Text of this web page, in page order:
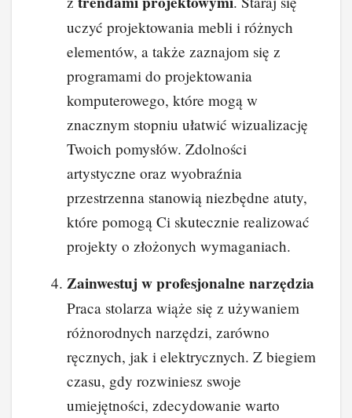
uczyć projektowania mebli i różnych
elementów, a także zaznajom się z
programami do projektowania
komputerowego, które mogą w
znacznym stopniu ułatwić wizualizację
Twoich pomysłów. Zdolności
artystyczne oraz wyobraźnia
przestrzenna stanowią niezbędne atuty,
które pomogą Ci skutecznie realizować
projekty o złożonych wymaganiach.
Zainwestuj w profesjonalne narzędzia
Praca stolarza wiąże się z używaniem
różnorodnych narzędzi, zarówno
ręcznych, jak i elektrycznych. Z biegiem
czasu, gdy rozwiniesz swoje
umiejętności, zdecydowanie warto